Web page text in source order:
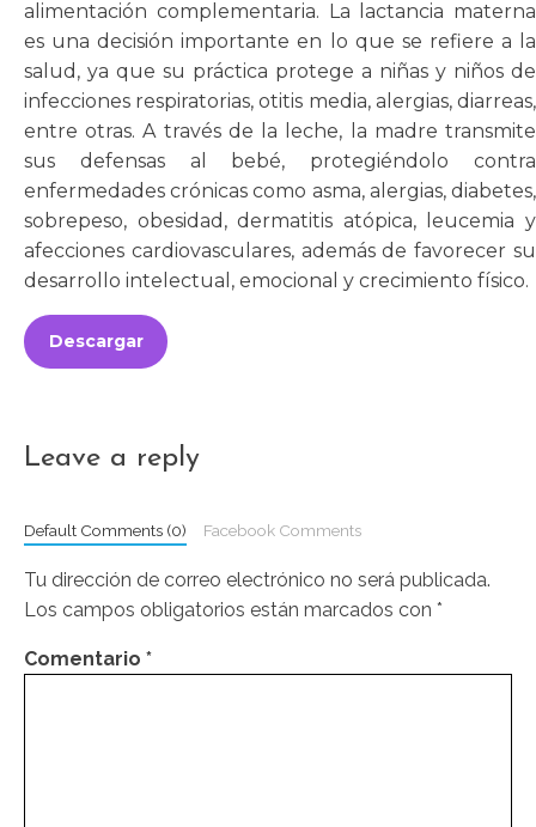
alimentación complementaria. La lactancia materna
es una decisión importante en lo que se refiere a la
salud, ya que su práctica protege a niñas y niños de
infecciones respiratorias, otitis media, alergias, diarreas,
entre otras. A través de la leche, la madre transmite
sus defensas al bebé, protegiéndolo contra
enfermedades crónicas como asma, alergias, diabetes,
sobrepeso, obesidad, dermatitis atópica, leucemia y
afecciones cardiovasculares, además de favorecer su
desarrollo intelectual, emocional y crecimiento físico.
Descargar
Leave a reply
Default Comments (0) Facebook Comments
Tu dirección de correo electrónico no será publicada.
Los campos obligatorios están marcados con *
Comentario *